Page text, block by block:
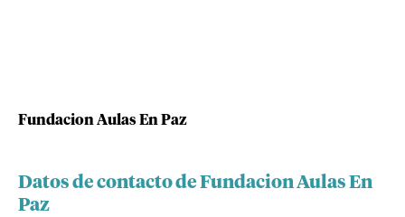
Fundacion Aulas En Paz
Datos de contacto de Fundacion Aulas En
Paz